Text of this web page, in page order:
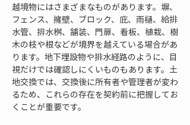
越境物にはさまざまなものがあります。塀、
フェンス、擁壁、ブロック、庇、雨樋、給排
水管、排水桝、舗装、門扉、看板、植栽、樹
木の枝や根などが境界を越えている場合があ
ります。地下埋設物や排水経路のように、目
視だけでは確認しにくいものもあります。土
地交換では、交換後に所有者や管理者が変わ
るため、これらの存在を契約前に把握してお
くことが重要です。